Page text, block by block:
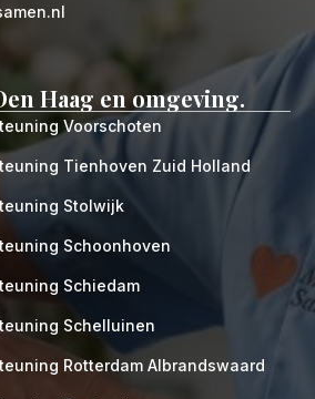
Haag en omgeving.
Voorschoten
Tienhoven Zuid Holland
Stolwijk
Schoonhoven
Schiedam
Schelluinen
Rotterdam Albrandswaard